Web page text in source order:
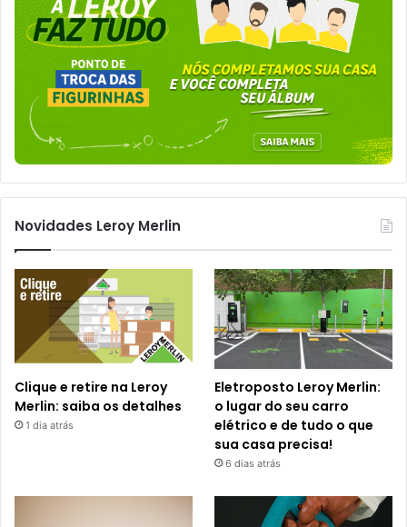
Novidades Leroy Merlin
Clique e retire na Leroy
Merlin: saiba os detalhes
1 dia atrás
Eletroposto Leroy Merlin:
o lugar do seu carro
elétrico e de tudo o que
sua casa precisa!
6 dias atrás